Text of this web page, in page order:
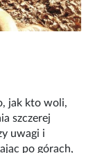
jak kto woli,
szczerej
uwagi i
po górach,